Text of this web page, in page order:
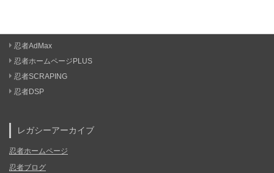
忍者AdMax
忍者ホームページPLUS
忍者SCRAPING
忍者DSP
レガシーアーカイブ
忍者ホームページ
忍者ブログ